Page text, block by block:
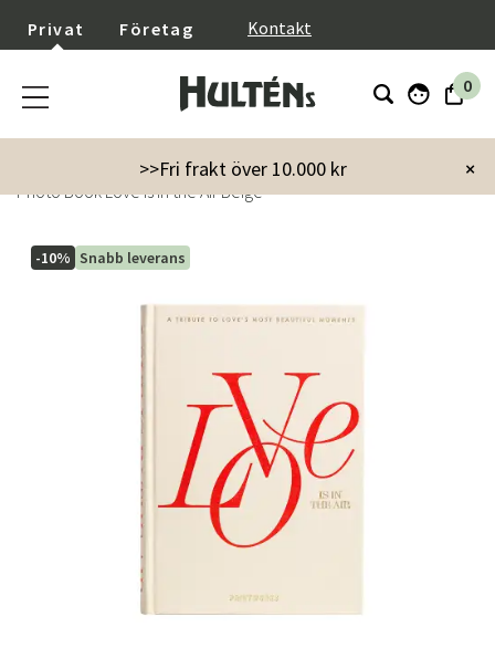
Privat Företag Kontakt
0
×
>>Fri frakt över 10.000 kr
Inredning Dekoration
Fotoalbum
Photo Book Love is in the Air Beige
-10% Snabb leverans